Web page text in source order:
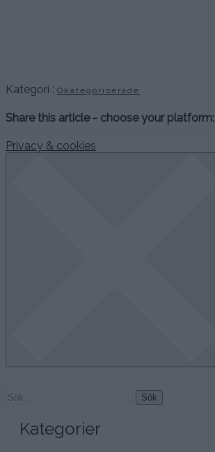
Kategori : Okategoriserade
Share this article - choose your platform:
Privacy & cookies
Sök
Kategorier